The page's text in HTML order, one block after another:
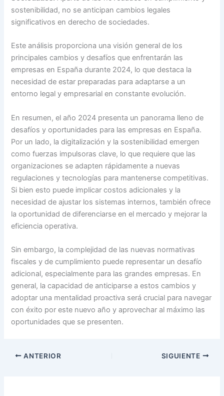
sostenibilidad, no se anticipan cambios legales
significativos en derecho de sociedades.
Este análisis proporciona una visión general de los
principales cambios y desafíos que enfrentarán las
empresas en España durante 2024, lo que destaca la
necesidad de estar preparadas para adaptarse a un
entorno legal y empresarial en constante evolución.
En resumen, el año 2024 presenta un panorama lleno de
desafíos y oportunidades para las empresas en España.
Por un lado, la digitalización y la sostenibilidad emergen
como fuerzas impulsoras clave, lo que requiere que las
organizaciones se adapten rápidamente a nuevas
regulaciones y tecnologías para mantenerse competitivas.
Si bien esto puede implicar costos adicionales y la
necesidad de ajustar los sistemas internos, también ofrece
la oportunidad de diferenciarse en el mercado y mejorar la
eficiencia operativa.
Sin embargo, la complejidad de las nuevas normativas
fiscales y de cumplimiento puede representar un desafío
adicional, especialmente para las grandes empresas. En
general, la capacidad de anticiparse a estos cambios y
adoptar una mentalidad proactiva será crucial para navegar
con éxito por este nuevo año y aprovechar al máximo las
oportunidades que se presenten.
ANTERIOR SIGUIENTE